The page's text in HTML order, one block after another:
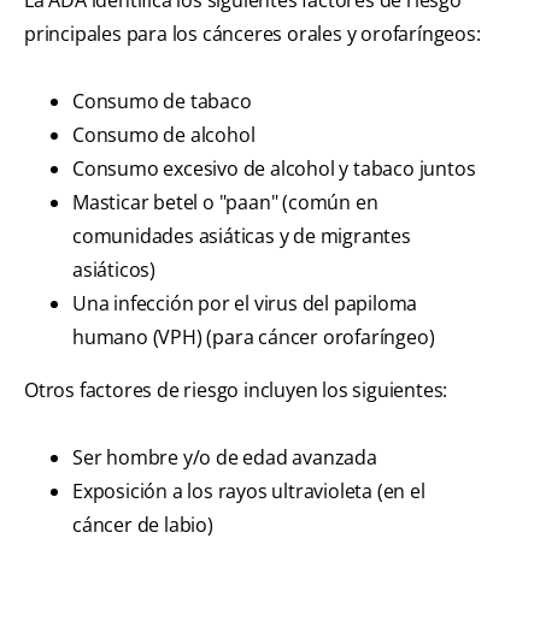
principales para los cánceres orales y orofaríngeos:
Consumo de tabaco
Consumo de alcohol
Consumo excesivo de alcohol y tabaco juntos
Masticar betel o "paan" (común en
comunidades asiáticas y de migrantes
asiáticos)
Una infección por el virus del papiloma
humano (VPH) (para cáncer orofaríngeo)
Otros factores de riesgo incluyen los siguientes:
Ser hombre y/o de edad avanzada
Exposición a los rayos ultravioleta (en el
cáncer de labio)